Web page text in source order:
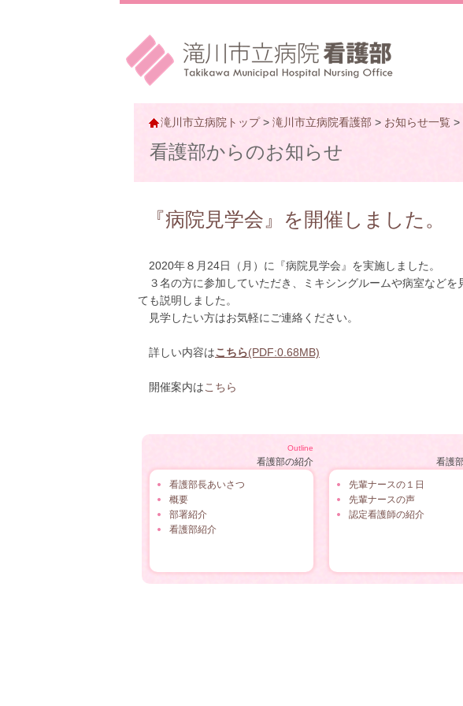
滝川市立病院トップ> 滝川市立病院看護部 > お知らせ一覧 >
看護部からのお知らせ
『病院見学会』を開催しました。
2020年８月24日（月）に『病院見学会』を実施しました。
３名の方に参加していただき、ミキシングルームや病室など
ても説明しました。
見学したい方はお気軽にご連絡ください。
詳しい内容はこちら(PDF:0.68MB)
開催案内はこちら
Outline
看護部の紹介
看護部長あいさつ
概要
部署紹介
看護部紹介
看護
先輩ナースの１日
先輩ナースの声
認定看護師の紹介